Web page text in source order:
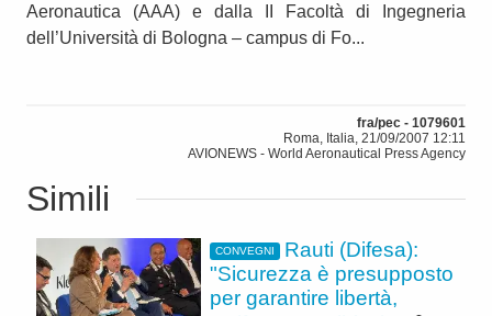
Aeronautica (AAA) e dalla II Facoltà di Ingegneria
dell’Università di Bologna – campus di Fo...
fra/pec - 1079601
Roma, Italia, 21/09/2007 12:11
AVIONEWS - World Aeronautical Press Agency
Simili
CONVEGNI
Rauti (Difesa):
"Sicurezza è presupposto
per garantire libertà,